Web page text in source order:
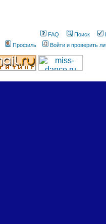
FAQ Поиск
Профиль
Войти и проверить